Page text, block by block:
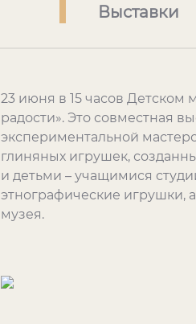
Выставки
23 июня в 15 часов Детском
радости». Это совместная
экспериментальной
глиняных игрушек,
и детьми – учащимися
этнографические игрушки,
музея.